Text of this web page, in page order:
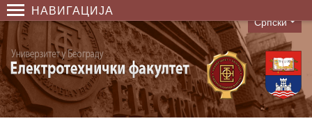
НАВИГАЦИЈА
Language
Српски